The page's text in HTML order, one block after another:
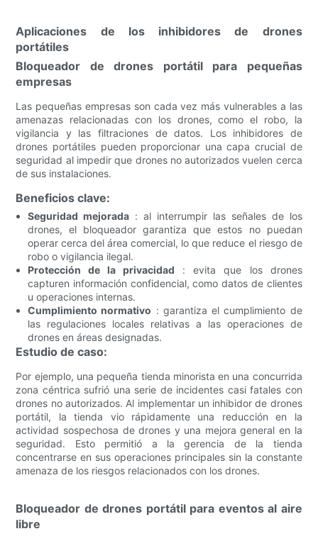
Aplicaciones de los inhibidores de drones
portátiles
Bloqueador de drones portátil para pequeñas
empresas
Las pequeñas empresas son cada vez más vulnerables a las
amenazas relacionadas con los drones, como el robo, la
vigilancia y las filtraciones de datos. Los inhibidores de
drones portátiles pueden proporcionar una capa crucial de
seguridad al impedir que drones no autorizados vuelen cerca
de sus instalaciones.
Beneficios clave:
Seguridad mejorada : al interrumpir las señales de los
drones, el bloqueador garantiza que estos no puedan
operar cerca del área comercial, lo que reduce el riesgo de
robo o vigilancia ilegal.
Protección de la privacidad : evita que los drones
capturen información confidencial, como datos de clientes
u operaciones internas.
Cumplimiento normativo : garantiza el cumplimiento de
las regulaciones locales relativas a las operaciones de
drones en áreas designadas.
Estudio de caso:
Por ejemplo, una pequeña tienda minorista en una concurrida
zona céntrica sufrió una serie de incidentes casi fatales con
drones no autorizados. Al implementar un inhibidor de drones
portátil, la tienda vio rápidamente una reducción en la
actividad sospechosa de drones y una mejora general en la
seguridad. Esto permitió a la gerencia de la tienda
concentrarse en sus operaciones principales sin la constante
amenaza de los riesgos relacionados con los drones.
Bloqueador de drones portátil para eventos al aire
libre